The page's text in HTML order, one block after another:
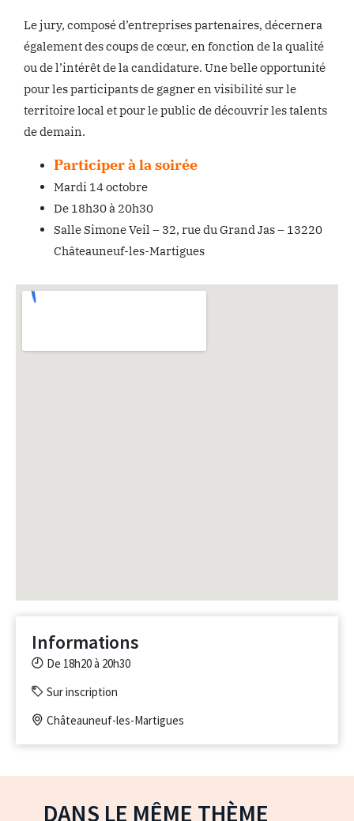
Le jury, composé d’entreprises partenaires, décernera
également des coups de cœur, en fonction de la qualité
ou de l’intérêt de la candidature. Une belle opportunité
pour les participants de gagner en visibilité sur le
territoire local et pour le public de découvrir les talents
de demain.
Participer à la soirée
Mardi 14 octobre
De 18h30 à 20h30
Salle Simone Veil – 32, rue du Grand Jas – 13220
Châteauneuf-les-Martigues
Informations
De 18h20 à 20h30
Sur inscription
Châteauneuf-les-Martigues
DANS LE MÊME THÈME